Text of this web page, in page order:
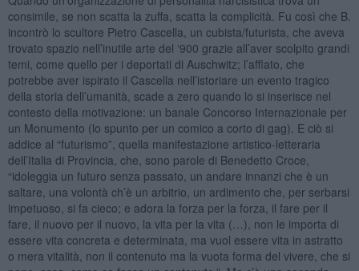
consimile, se non scatta la zuffa, scatta la complicità. Fu così che B.
incontrò lo scultore Pietro Cascella, un cubista/futurista, che aveva
trovato spazio nell’inutile arte del ‘900 grazie all’aver scolpito grandi
temi, come quello per i deportati di Auschwitz; l’afflato, che
potrebbe aver ispirato il Cascella nell’istoriare un evento tragico
della storia dell’umanità, scade a zero quando lo si inserisce nel
contesto della motivazione: un banale Concorso Internazionale per
un Monumento (lo spunto per un comico a corto di gag). E ciò si
addice al “futurismo”, quella manifestazione artistico-letteraria
dell’Italia di Provincia, che, sono parole di Benedetto Croce,
“idoleggia un futuro senza passato, un andare innanzi che è un
saltare, una volontà ch’è un arbitrio, un ardimento che, per serbarsi
impetuoso, si fa cieco; e adora la forza per la forza, il fare per il
fare, il nuovo per il nuovo, la vita per la vita (…), non le importa di
essere vita concreta e determinata, ma vuol essere vita in astratto
o mera vitalità, non il contenuto ma la vuota forma del vivere, che si